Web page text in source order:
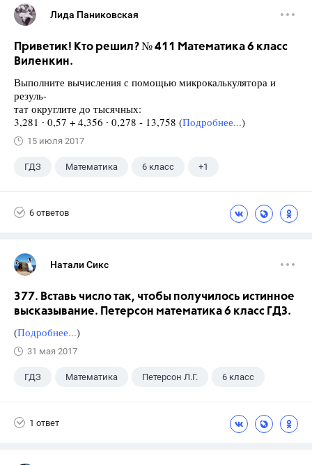
Лида Паниковская
Приветик! Кто решил? № 411 Математика 6 класс
Виленкин.
Выполните вычисления с помощью микрокалькулятора и
резуль-
тат округлите до тысячных:
3,281 ∙ 0,57 + 4,356 ∙ 0,278 - 13,758 (Подробнее...)
15 июля 2017
ГДЗ Математика 6 класс +1
6 ответов
Натали Сикс
377. Вставь число так, чтобы получилось истинное
высказывание. Петерсон математика 6 класс ГДЗ.
(Подробнее...)
31 мая 2017
ГДЗ Математика Петерсон Л.Г. 6 класс
1 ответ